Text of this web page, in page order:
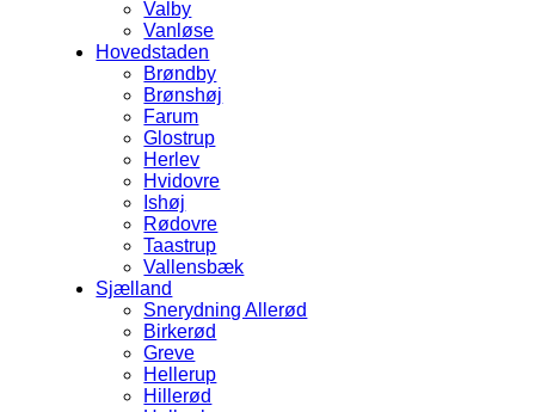
Valby
Vanløse
Hovedstaden
Brøndby
Brønshøj
Farum
Glostrup
Herlev
Hvidovre
Ishøj
Rødovre
Taastrup
Vallensbæk
Sjælland
Snerydning Allerød
Birkerød
Greve
Hellerup
Hillerød